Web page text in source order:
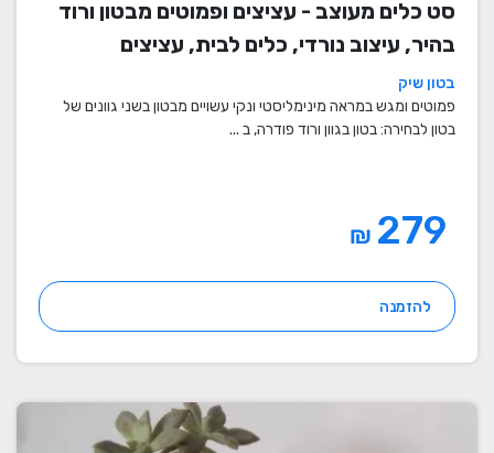
סט כלים מעוצב - עציצים ופמוטים מבטון ורוד
בהיר, עיצוב נורדי, כלים לבית, עציצים
מעוצבים, עציצי בטון, פמוטים לשבת, עציצים
מבטון, מתנה לבית
בטון שיק
פמוטים ומגש במראה מינימליסטי ונקי עשויים מבטון בשני גוונים של
בטון לבחירה: בטון בגוון ורוד פודרה, ב ...
₪
להזמנה